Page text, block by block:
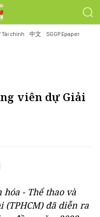
Tài chính 中文 SGGP Epaper
viên dự Giải
hóa - Thể thao và
(TPHCM) đã diễn ra